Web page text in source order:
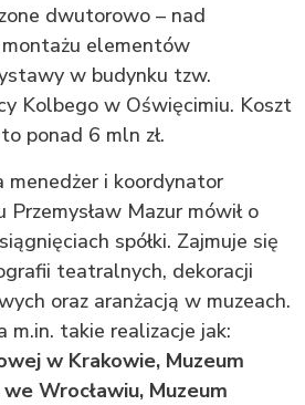
dwutorowo – nad
elementów
w budynku tzw.
Kolbego w Oświęcimiu. Koszt
ponad 6 mln zł.
i koordynator
Mazur mówił o
spółki. Zajmuje się
teatralnych, dekoracji
oraz aranżacją w muzeach.
m.in. takie realizacje jak:
w Krakowie, Muzeum
Wrocławiu, Muzeum